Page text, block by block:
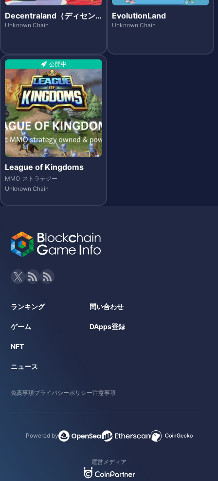
Decentraland（ディセン
トラランド）
Unknown Chain
EvolutionLand
Unknown Chain
公開中
League of Kingdoms
MMO ストラテジー
Unknown Chain
ランキング
ゲーム
NFT
ニュース
問い合わせ
DApps登録
免責事項プライバシーポリシー注意事項
Powered by
運営メディア